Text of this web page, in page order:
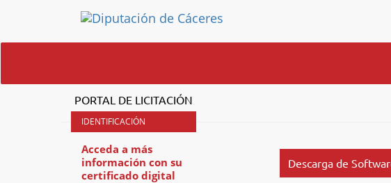
PORTAL DE LICITACIÓN
Acceda a más
información con su
certificado digital
Descarga de